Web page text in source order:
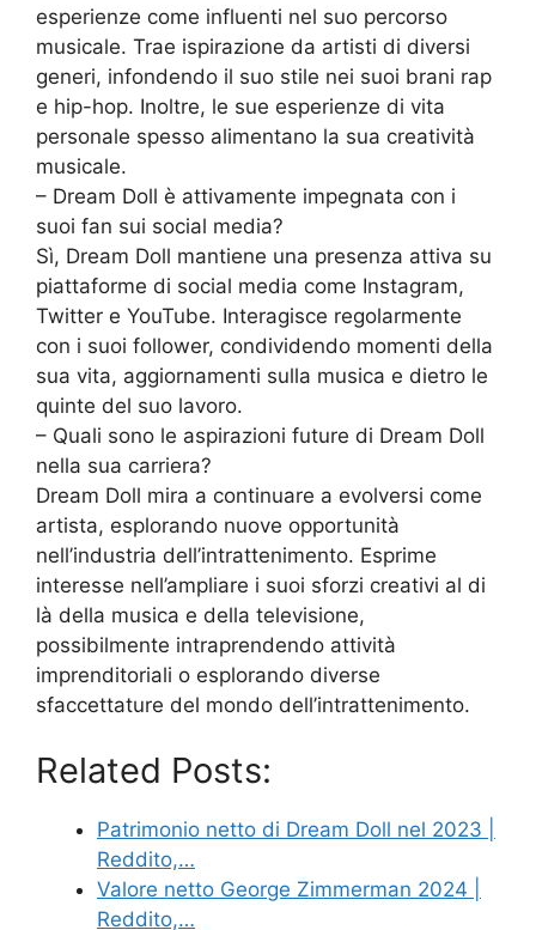
esperienze come influenti nel suo percorso
musicale. Trae ispirazione da artisti di diversi
generi, infondendo il suo stile nei suoi brani rap
e hip-hop. Inoltre, le sue esperienze di vita
personale spesso alimentano la sua creatività
musicale.
– Dream Doll è attivamente impegnata con i
suoi fan sui social media?
Sì, Dream Doll mantiene una presenza attiva su
piattaforme di social media come Instagram,
Twitter e YouTube. Interagisce regolarmente
con i suoi follower, condividendo momenti della
sua vita, aggiornamenti sulla musica e dietro le
quinte del suo lavoro.
– Quali sono le aspirazioni future di Dream Doll
nella sua carriera?
Dream Doll mira a continuare a evolversi come
artista, esplorando nuove opportunità
nell’industria dell’intrattenimento. Esprime
interesse nell’ampliare i suoi sforzi creativi al di
là della musica e della televisione,
possibilmente intraprendendo attività
imprenditoriali o esplorando diverse
sfaccettature del mondo dell’intrattenimento.
Related Posts:
Patrimonio netto di Dream Doll nel 2023 |
Reddito,…
Valore netto George Zimmerman 2024 |
Reddito,…